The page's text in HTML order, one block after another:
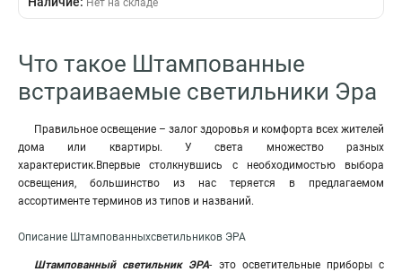
Нет на складе
Что такое Штампованные
встраиваемые светильники Эра
Правильное освещение – залог здоровья и комфорта всех жителей
дома или квартиры. У света множество разных
характеристик.Впервые столкнувшись с необходимостью выбора
освещения, большинство из нас теряется в предлагаемом
ассортименте терминов из типов и названий.
Описание Штампованныхсветильников ЭРА
Штампованный светильник ЭРА- это осветительные приборы с